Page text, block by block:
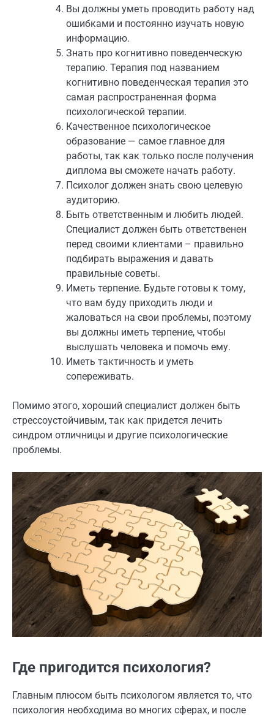
Вы должны уметь проводить работу над
ошибками и постоянно изучать новую
информацию.
Знать про когнитивно поведенческую
терапию. Терапия под названием
когнитивно поведенческая терапия это
самая распространенная форма
психологической терапии.
Качественное психологическое
образование — самое главное для
работы, так как только после получения
диплома вы сможете начать работу.
Психолог должен знать свою целевую
аудиторию.
Быть ответственным и любить людей.
Специалист должен быть ответственен
перед своими клиентами – правильно
подбирать выражения и давать
правильные советы.
Иметь терпение. Будьте готовы к тому,
что вам буду приходить люди и
жаловаться на свои проблемы, поэтому
вы должны иметь терпение, чтобы
выслушать человека и помочь ему.
Иметь тактичность и уметь
сопереживать.
Помимо этого, хороший специалист должен быть
стрессоустойчивым, так как придется лечить
синдром отличницы и другие психологические
проблемы.
Где пригодится психология?
Главным плюсом быть психологом является то, что
психология необходима во многих сферах, и после